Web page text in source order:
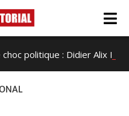
: Didier Alix Fils-Aimé